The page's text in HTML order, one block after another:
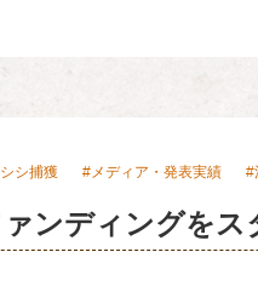
シ捕獲 メディア・発表実績
ンディングをス